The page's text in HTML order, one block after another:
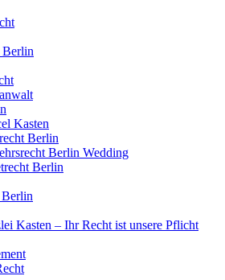
Berlin
Kasten
Berlin
Berlin Wedding
Berlin
Berlin
Kasten – Ihr Recht ist unsere Pflicht